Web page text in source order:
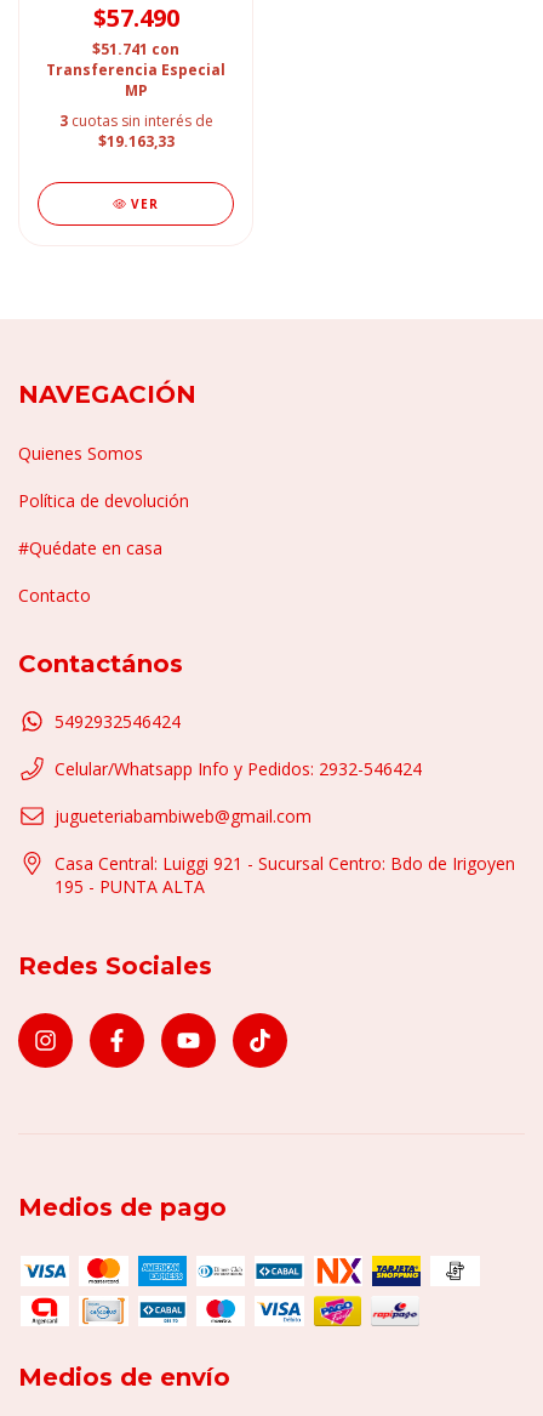
$57.490
$51.741 con
Transferencia Especial
MP
3 cuotas sin interés de
$19.163,33
VER
NAVEGACIÓN
Quienes Somos
Política de devolución
#Quédate en casa
Contacto
Contactános
5492932546424
Celular/Whatsapp Info y Pedidos: 2932-546424
jugueteriabambiweb@gmail.com
Casa Central: Luiggi 921 - Sucursal Centro: Bdo de Irigoyen
195 - PUNTA ALTA
Redes Sociales
Medios de pago
Medios de envío